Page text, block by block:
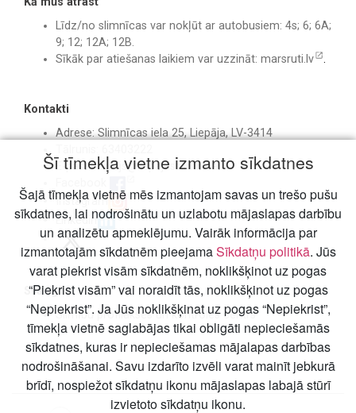
Līdz/no slimnīcas var nokļūt ar autobusiem: 4s; 6; 6A;
9; 12; 12A; 12B.
Sīkāk par atiešanas laikiem var uzzināt: marsruti.lv .
Kontakti
Adrese: Slimnīcas iela 25, Liepāja, LV-3414
E-pasts:birojs@liepajasslimnica.lv
Instagram
Linkedin
Svarīgi
Slimību profilakses un kontroles centrs
Šī tīmekļa vietne izmanto sīkdatnes
Šajā tīmekļa vietnē mēs izmantojam savas un trešo pušu
sīkdatnes, lai nodrošinātu un uzlabotu mājaslapas darbību
un analizētu apmeklējumu. Vairāk informācija par
izmantotajām sīkdatnēm pieejamaSīkdatņu politikā. Jūs
varat piekrist visām sīkdatnēm, noklikšķinot uz pogas
“Piekrist visām” vai noraidīt tās, noklikšķinot uz pogas
“Nepiekrist”. Ja Jūs noklikšķinat uz pogas “Nepiekrist”,
tīmekļa vietnē saglabājas tikai obligāti nepieciešamās
sīkdatnes, kuras ir nepieciešamas mājalapas darbības
nodrošināšanai. Savu izdarīto izvēli varat mainīt jebkurā
brīdī, nospiežot sīkdatņu ikonu mājaslapas labajā stūrī
izvietoto sīkdatņu ikonu.